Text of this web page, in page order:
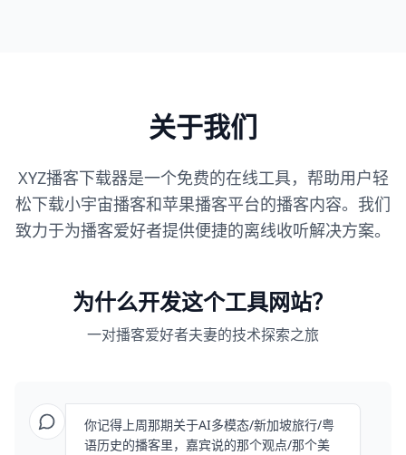
关于我们
XYZ播客下载器是一个免费的在线工具，帮助用户轻
松下载小宇宙播客和苹果播客平台的播客内容。我们
致力于为播客爱好者提供便捷的离线收听解决方案。
为什么开发这个工具网站？
一对播客爱好者夫妻的技术探索之旅
你记得上周那期关于AI多模态/新加坡旅行/粤
语历史的播客里，嘉宾说的那个观点/那个美